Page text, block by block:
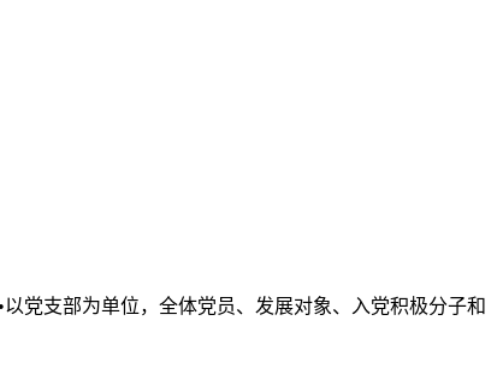
以党支部为单位，全体党员、发展对象、入党积极分子和